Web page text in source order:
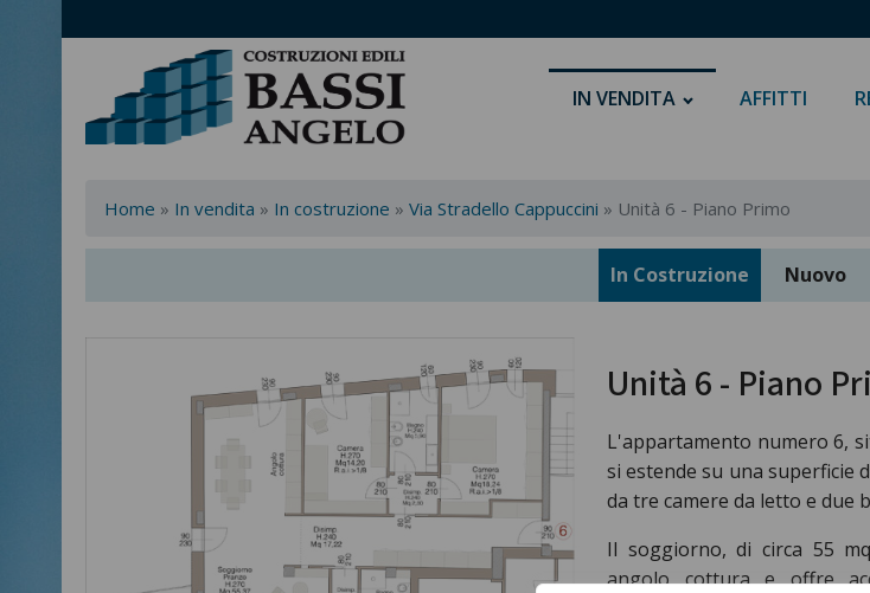
IN VENDITA AFFITTI
Home » In vendita » In costruzione » Via Stradello Cappuccini » Unità 6 - Piano Primo
In Costruzione Nuovo
Unità 6 - Piano
L'appartamento numero 6,
si estende su una superficie
da tre camere da letto e due
Il soggiorno, di circa 55
angolo cottura e offre